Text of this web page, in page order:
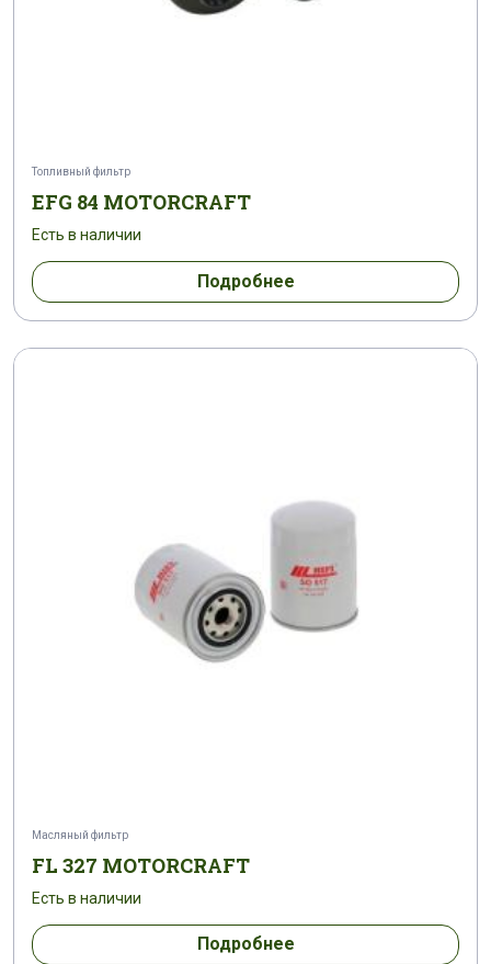
Топливный фильтр
EFG 84 MOTORCRAFT
Есть в наличии
Подробнее
Масляный фильтр
FL 327 MOTORCRAFT
Есть в наличии
Подробнее